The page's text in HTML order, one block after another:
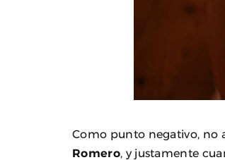
Como punto negativo, no
Romero, y justamente